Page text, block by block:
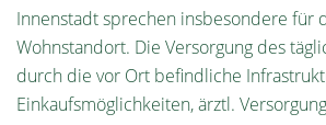
Innenstadt sprechen insbesondere für
Wohnstandort. Die Versorgung des
durch die vor Ort befindliche
Einkaufsmöglichkeiten, ärztl.